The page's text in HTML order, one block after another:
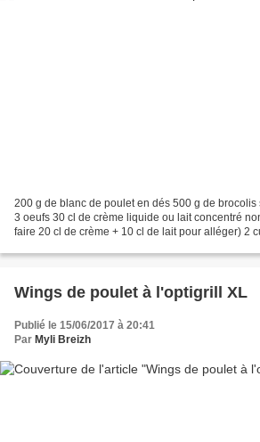
200 g de blanc de poulet en dés 500 g de
3 oeufs 30 cl de crème liquide ou lait concentré
faire 20 cl de crème + 10 cl de lait pour alléger) 2
Wings de poulet à l'optigrill XL
Publié le 15/06/2017 à 20:41
Par Myli Breizh